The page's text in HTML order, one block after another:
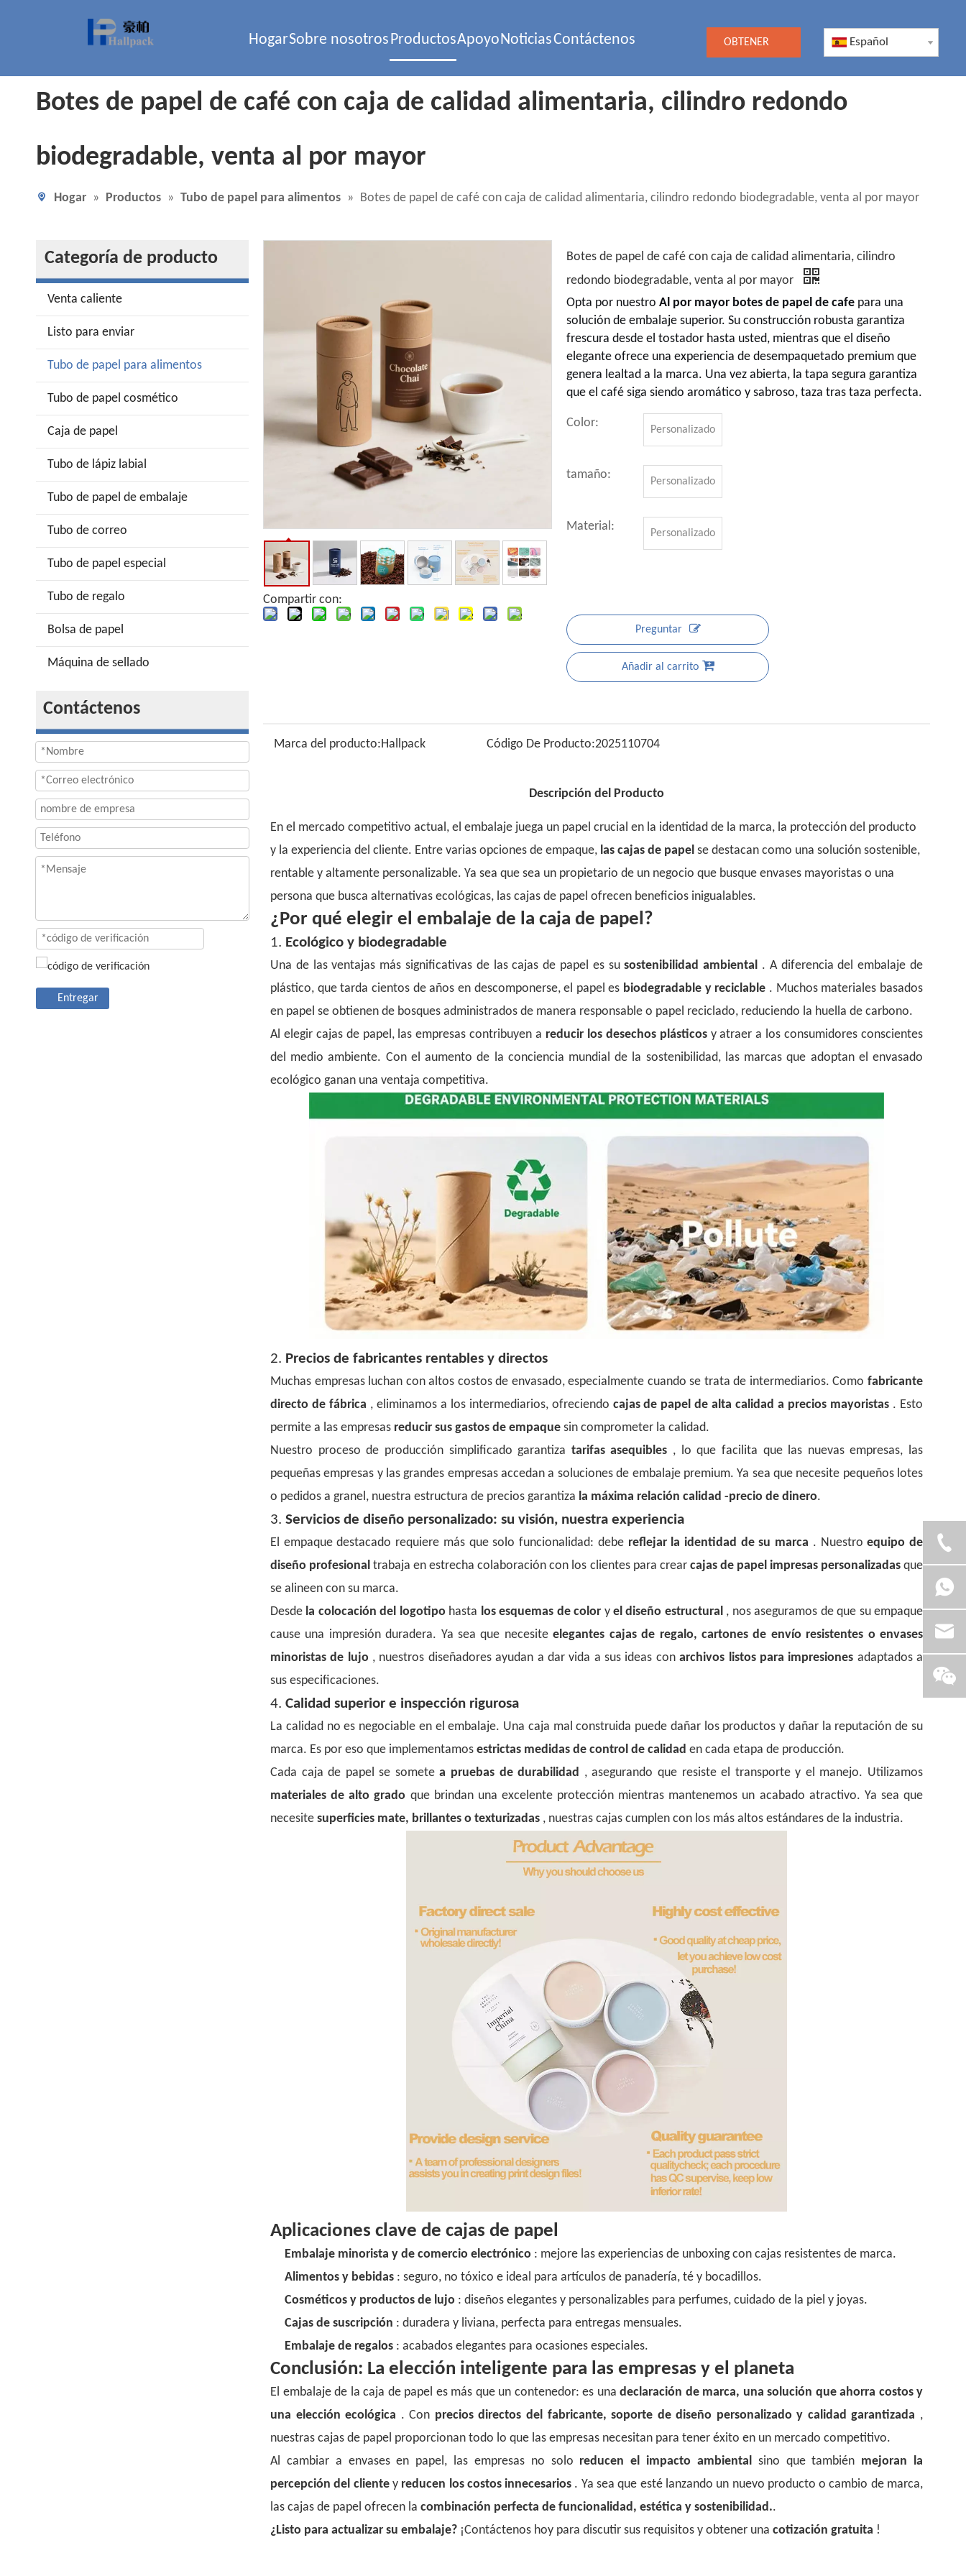
HogarSobre nosotrosProductosApoyoNoticiasContáctenos OBTENER
COTIZACIÓN
Español
Botes de papel de café con caja de calidad alimentaria, cilindro redondo
biodegradable, venta al por mayor
Hogar » Productos » Tubo de papel para alimentos » Botes de papel de café con caja de calidad alimentaria, cilindro redondo biodegradable, venta al por mayor
Categoría de producto
Venta caliente
Listo para enviar
Tubo de papel para alimentos
Tubo de papel cosmético
Caja de papel
Tubo de lápiz labial
Tubo de papel de embalaje
Tubo de correo
Tubo de papel especial
Tubo de regalo
Bolsa de papel
Máquina de sellado
Contáctenos
Entregar
Compartir con:
Botes de papel de café con caja de calidad alimentaria, cilindro
redondo biodegradable, venta al por mayor
Opta por nuestro Al por mayor botes de papel de cafe para una
solución de embalaje superior. Su construcción robusta garantiza
frescura desde el tostador hasta usted, mientras que el diseño
elegante ofrece una experiencia de desempaquetado premium que
genera lealtad a la marca. Una vez abierta, la tapa segura garantiza
que el café siga siendo aromático y sabroso, taza tras taza perfecta.
Color: Personalizado
tamaño: Personalizado
Material: Personalizado
Preguntar
Añadir al carrito
Marca del producto:Hallpack Código De Producto:2025110704
Descripción del Producto
En el mercado competitivo actual, el embalaje juega un papel crucial en la identidad de la marca, la protección del producto
y la experiencia del cliente. Entre varias opciones de empaque, las cajas de papel se destacan como una solución sostenible,
rentable y altamente personalizable. Ya sea que sea un propietario de un negocio que busque envases mayoristas o una
persona que busca alternativas ecológicas, las cajas de papel ofrecen beneficios inigualables.
¿Por qué elegir el embalaje de la caja de papel?
1. Ecológico y biodegradable
Una de las ventajas más significativas de las cajas de papel es susostenibilidad ambiental . A diferencia del embalaje de
plástico, que tarda cientos de años en descomponerse, el papel es biodegradable y reciclable . Muchos materiales basados
en papel se obtienen de bosques administrados de manera responsable o papel reciclado, reduciendo la huella de carbono.
Al elegir cajas de papel, las empresas contribuyen a reducir los desechos plásticos y atraer a los consumidores conscientes
del medio ambiente. Con el aumento de la conciencia mundial de la sostenibilidad, las marcas que adoptan el envasado
ecológico ganan una ventaja competitiva.
2. Precios de fabricantes rentables y directos
Muchas empresas luchan con altos costos de envasado, especialmente cuando se trata de intermediarios. Como fabricante
directo de fábrica , eliminamos a los intermediarios, ofreciendo cajas de papel de alta calidad a precios mayoristas . Esto
permite a las empresas reducir sus gastos de empaque sin comprometer la calidad.
Nuestro proceso de producción simplificado garantiza tarifas asequibles , lo que facilita que las nuevas empresas, las
pequeñas empresas y las grandes empresas accedan a soluciones de embalaje premium. Ya sea que necesite pequeños lotes
o pedidos a granel, nuestra estructura de precios garantiza la máxima relación calidad -precio de dinero.
3. Servicios de diseño personalizado: su visión, nuestra experiencia
El empaque destacado requiere más que solo funcionalidad: debe reflejar la identidad de su marca . Nuestroequipo de
diseño profesionaltrabaja en estrecha colaboración con los clientes para crear cajas de papel impresas personalizadas que
se alineen con su marca.
Desde la colocación del logotipo hasta los esquemas de color y el diseño estructural , nos aseguramos de que su empaque
cause una impresión duradera. Ya sea que necesiteelegantes cajas de regalo, cartones de envío resistentes o envases
minoristas de lujo , nuestros diseñadores ayudan a dar vida a sus ideas conarchivos listos para impresiones adaptados a
sus especificaciones.
4. Calidad superior e inspección rigurosa
La calidad no es negociable en el embalaje. Una caja mal construida puede dañar los productos y dañar la reputación de su
marca. Es por eso que implementamos estrictas medidas de control de calidad en cada etapa de producción.
Cada caja de papel se sometea pruebas de durabilidad , asegurando que resiste el transporte y el manejo. Utilizamos
materiales de alto grado que brindan una excelente protección mientras mantenemos un acabado atractivo. Ya sea que
necesite superficies mate, brillantes o texturizadas , nuestras cajas cumplen con los más altos estándares de la industria.
Aplicaciones clave de cajas de papel
Embalaje minorista y de comercio electrónico : mejore las experiencias de unboxing con cajas resistentes de marca.
Alimentos y bebidas : seguro, no tóxico e ideal para artículos de panadería, té y bocadillos.
Cosméticos y productos de lujo : diseños elegantes y personalizables para perfumes, cuidado de la piel y joyas.
Cajas de suscripción : duradera y liviana, perfecta para entregas mensuales.
Embalaje de regalos : acabados elegantes para ocasiones especiales.
Conclusión: La elección inteligente para las empresas y el planeta
El embalaje de la caja de papel es más que un contenedor: es una declaración de marca, una solución que ahorra costos y
una elección ecológica . Con precios directos del fabricante, soporte de diseño personalizado y calidad garantizada ,
nuestras cajas de papel proporcionan todo lo que las empresas necesitan para tener éxito en un mercado competitivo.
Al cambiar a envases en papel, las empresas no solo reducen el impacto ambiental sino que también mejoran la
percepción del cliente y reducen los costos innecesarios . Ya sea que esté lanzando un nuevo producto o cambio de marca,
las cajas de papel ofrecen la combinación perfecta de funcionalidad, estética y sostenibilidad..
¿Listo para actualizar su embalaje? ¡Contáctenos hoy para discutir sus requisitos y obtener una cotización gratuita !